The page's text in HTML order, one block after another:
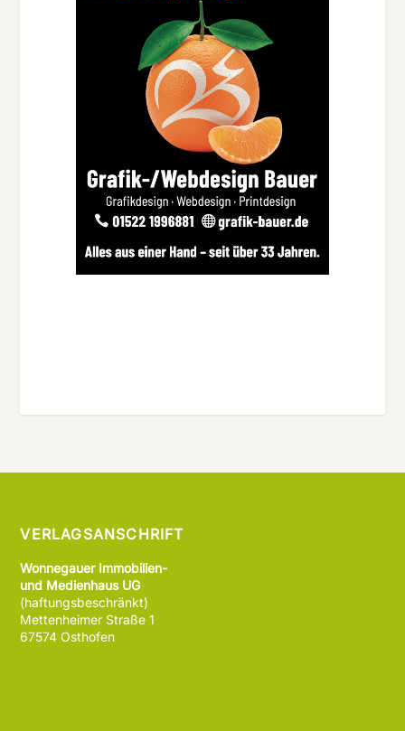
VERLAGSANSCHRIFT
Wonnegauer Immobilien-
und Medienhaus UG
(haftungsbeschränkt)
Mettenheimer Straße 1
67574 Osthofen